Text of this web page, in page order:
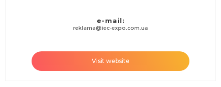
e-mail:
reklama@iec-expo.com.ua
Visit website